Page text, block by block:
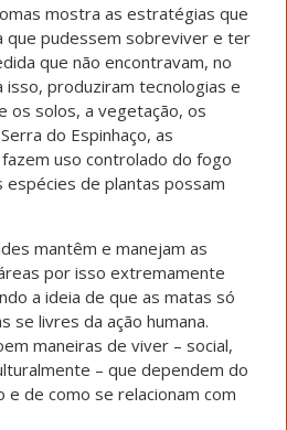
mostra as estratégias que
que pudessem sobreviver e ter
que não encontravam, no
isso, produziram tecnologias e
os solos, a vegetação, os
do Espinhaço, as
uso controlado do fogo
de plantas possam
mantêm e manejam as
por isso extremamente
a ideia de que as matas só
se livres da ação humana.
maneiras de viver – social,
– que dependem do
de como se relacionam com